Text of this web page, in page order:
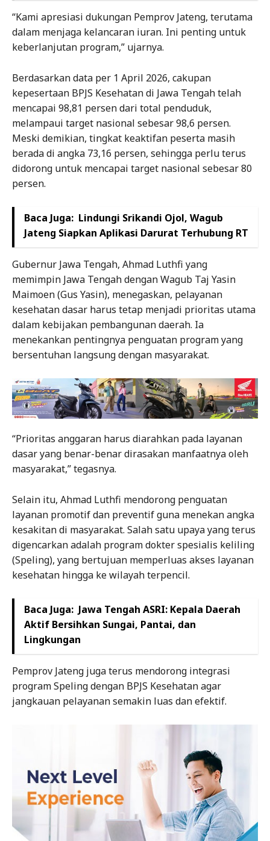
“Kami apresiasi dukungan Pemprov Jateng, terutama
dalam menjaga kelancaran iuran. Ini penting untuk
keberlanjutan program,” ujarnya.
Berdasarkan data per 1 April 2026, cakupan
kepesertaan BPJS Kesehatan di Jawa Tengah telah
mencapai 98,81 persen dari total penduduk,
melampaui target nasional sebesar 98,6 persen.
Meski demikian, tingkat keaktifan peserta masih
berada di angka 73,16 persen, sehingga perlu terus
didorong untuk mencapai target nasional sebesar 80
persen.
Baca Juga: Lindungi Srikandi Ojol, Wagub
Jateng Siapkan Aplikasi Darurat Terhubung RT
Gubernur Jawa Tengah, Ahmad Luthfi yang
memimpin Jawa Tengah dengan Wagub Taj Yasin
Maimoen (Gus Yasin), menegaskan, pelayanan
kesehatan dasar harus tetap menjadi prioritas utama
dalam kebijakan pembangunan daerah. Ia
menekankan pentingnya penguatan program yang
bersentuhan langsung dengan masyarakat.
“Prioritas anggaran harus diarahkan pada layanan
dasar yang benar-benar dirasakan manfaatnya oleh
masyarakat,” tegasnya.
Selain itu, Ahmad Luthfi mendorong penguatan
layanan promotif dan preventif guna menekan angka
kesakitan di masyarakat. Salah satu upaya yang terus
digencarkan adalah program dokter spesialis keliling
(Speling), yang bertujuan memperluas akses layanan
kesehatan hingga ke wilayah terpencil.
Baca Juga: Jawa Tengah ASRI: Kepala Daerah
Aktif Bersihkan Sungai, Pantai, dan
Lingkungan
Pemprov Jateng juga terus mendorong integrasi
program Speling dengan BPJS Kesehatan agar
jangkauan pelayanan semakin luas dan efektif.